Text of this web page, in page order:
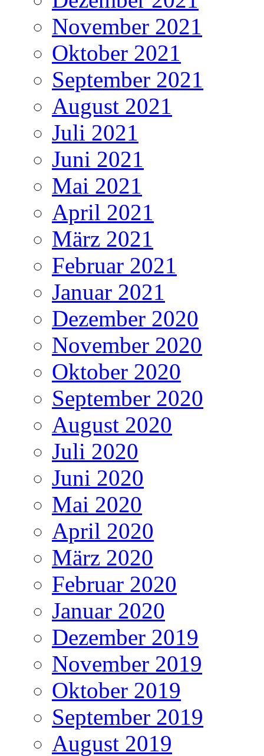
November 2021
Oktober 2021
September 2021
August 2021
Juli 2021
Juni 2021
Mai 2021
April 2021
März 2021
Februar 2021
Januar 2021
Dezember 2020
November 2020
Oktober 2020
September 2020
August 2020
Juli 2020
Juni 2020
Mai 2020
April 2020
März 2020
Februar 2020
Januar 2020
Dezember 2019
November 2019
Oktober 2019
September 2019
August 2019